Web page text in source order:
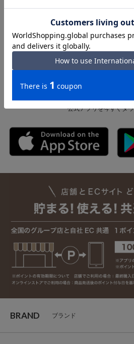
メルマガ登録で最新情
メルマガ登
APPS
公式アプリを今すぐダ
BRAND ブランド